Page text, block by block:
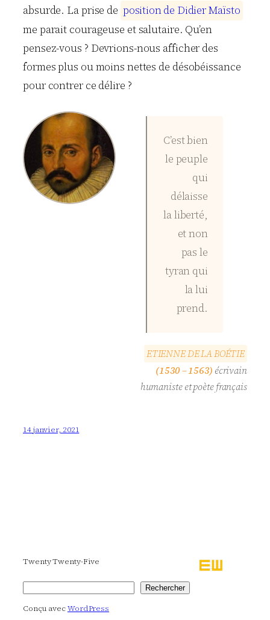
absurde. La prise de positionde DidierMaïsto
me parait courageuse et salutaire. Qu’en
pensez-vous ? Devrions-nous afficher des
formes plus ou moins nettes de désobéissance
pour contrer ce délire ?
C’est bien
le peuple
qui
délaisse
la liberté,
et non
pas le
tyran qui
la lui
prend.
ETIENNEDELABOÉTIE
(1530 – 1563) écrivain
humaniste et poète français
14 janvier, 2021
Twenty Twenty-Five
Rechercher Rechercher
Conçu avecWordPress